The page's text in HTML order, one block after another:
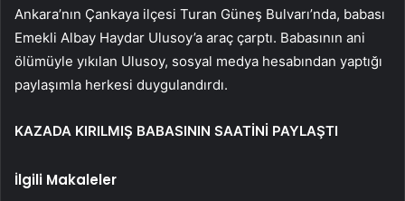
Ankara’nın Çankaya ilçesi Turan Güneş Bulvarı’nda, babası
Emekli Albay Haydar Ulusoy’a araç çarptı. Babasının ani
ölümüyle yıkılan Ulusoy, sosyal medya hesabından yaptığı
paylaşımla herkesi duygulandırdı.
KAZADA KIRILMIŞ BABASININ SAATİNİ PAYLAŞTI
İlgili Makaleler